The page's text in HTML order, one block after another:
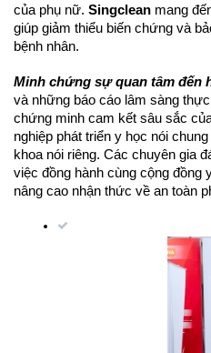
của phụ nữ. Singclean mang
giúp giảm thiểu biến chứng và
bệnh nhân.
Minh chứng sự quan tâm đến
và những báo cáo lâm sàng
chứng minh cam kết sâu sắc
nghiệp phát triển y học nói
khoa nói riêng. Các chuyên gia
việc đồng hành cùng cộng đồng
nâng cao nhận thức về an toàn